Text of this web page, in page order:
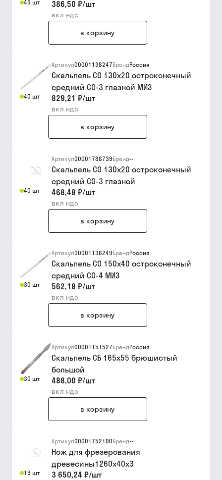
45 шт 386,50 ₽/шт
вкл ндс
в корзину
40 шт
Артикул00001138247БрендРоссия
Скальпель СО 130х20 остроконечный
средний СО-3 глазной МИЗ
829,21 ₽/шт
вкл ндс
в корзину
40 шт
Артикул00001788739Бренд--
Скальпель СО 130х20 остроконечный
средний СО-3 глазной
468,48 ₽/шт
вкл ндс
в корзину
30 шт
Артикул00001138249БрендРоссия
Скальпель СО 150х40 остроконечный
средний СО-4 МИЗ
562,18 ₽/шт
вкл ндс
в корзину
30 шт
Артикул00001151527БрендРоссия
Скальпель СБ 165х55 брюшистый
большой
488,00 ₽/шт
вкл ндс
в корзину
19 шт
Артикул00001752100Бренд--
Нож для фрезерования
древесины1260х40х3
3 650,24 ₽/шт